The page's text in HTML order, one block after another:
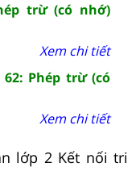
trừ (có nhớ)
Xem chi tiết
Phép trừ (có
Xem chi tiết
lớp 2 Kết nối tri